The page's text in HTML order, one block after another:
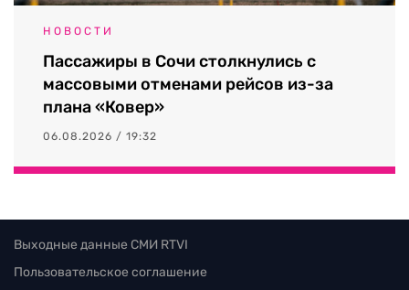
НОВОСТИ
Пассажиры в Сочи столкнулись с
массовыми отменами рейсов из-за
плана «Ковер»
06.08.2026 / 19:32
Выходные данные СМИ RTVI
Пользовательское соглашение